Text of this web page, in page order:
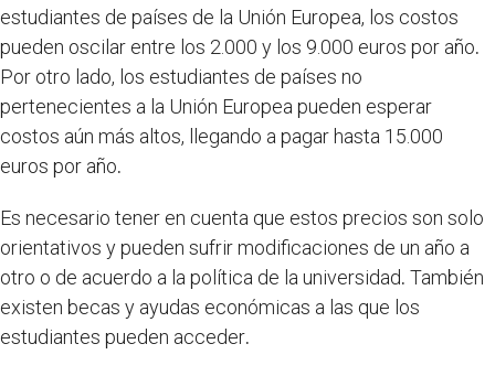
estudiantes de países de la Unión Europea, los costos
pueden oscilar entre los 2.000 y los 9.000 euros por año.
Por otro lado, los estudiantes de países no
pertenecientes a la Unión Europea pueden esperar
costos aún más altos, llegando a pagar hasta 15.000
euros por año.
Es necesario tener en cuenta que estos precios son solo
orientativos y pueden sufrir modificaciones de un año a
otro o de acuerdo a la política de la universidad. También
existen becas y ayudas económicas a las que los
estudiantes pueden acceder.